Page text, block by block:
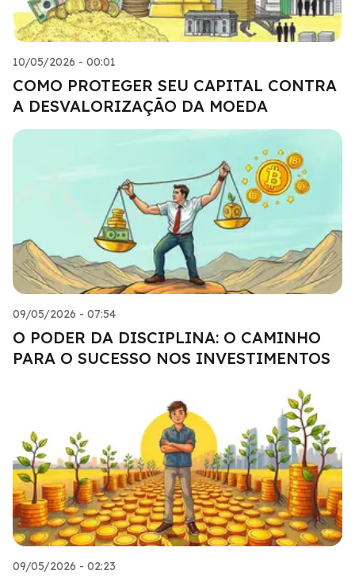
10/05/2026 - 00:01
COMO PROTEGER SEU CAPITAL CONTRA
A DESVALORIZAÇÃO DA MOEDA
09/05/2026 - 07:54
O PODER DA DISCIPLINA: O CAMINHO
PARA O SUCESSO NOS INVESTIMENTOS
09/05/2026 - 02:23